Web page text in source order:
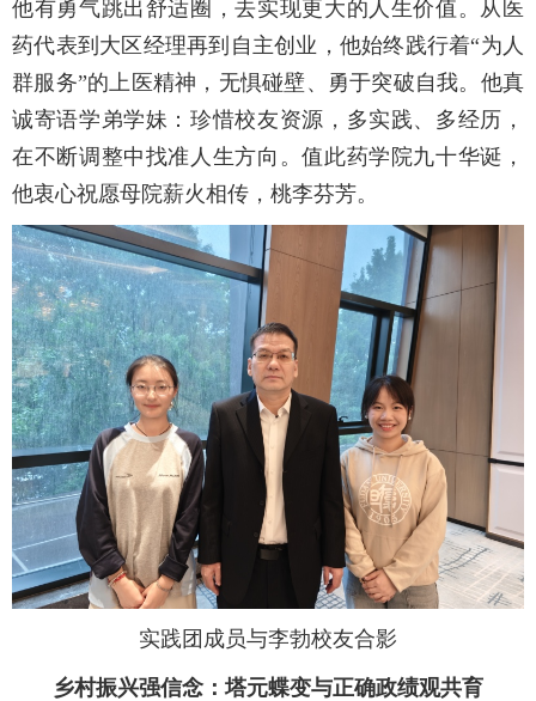
他有勇气跳出舒适圈，去实现更大的人生价值。从医
药代表到大区经理再到自主创业，他始终践行着“为人
群服务”的上医精神，无惧碰壁、勇于突破自我。他真
诚寄语学弟学妹：珍惜校友资源，多实践、多经历，
在不断调整中找准人生方向。值此药学院九十华诞，
他衷心祝愿母院薪火相传，桃李芬芳。
实践团成员与李勃校友合影
乡村振兴强信念：塔元蝶变与正确政绩观共育